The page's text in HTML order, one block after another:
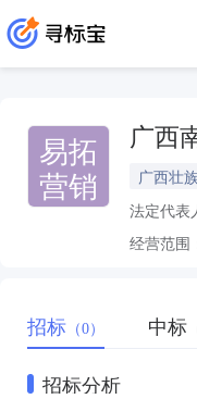
易拓
营销
广西
广西壮
法定代表
经营范围
招标 （0） 中标
招标分析